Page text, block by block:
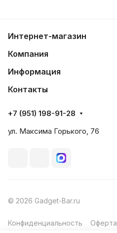
Интернет-магазин
Компания
Информация
Контакты
+7 (951) 198-91-28
ул. Максима Горького, 76
© 2026 Gadget-Bar.ru
Конфиденциальность Оферта